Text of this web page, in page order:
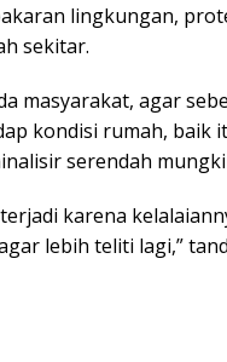
lingkungan,
sekitar.
masyarakat, agar
kondisi rumah, baik
serendah
karena
lebih teliti lagi,”